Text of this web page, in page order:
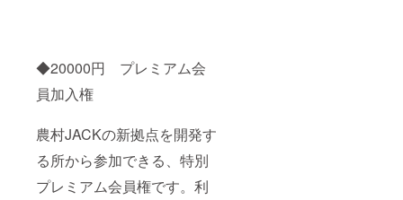
◆20000円 プレミアム会
員加入権
農村JACKの新拠点を開発す
る所から参加できる、特別
プレミアム会員権です。利